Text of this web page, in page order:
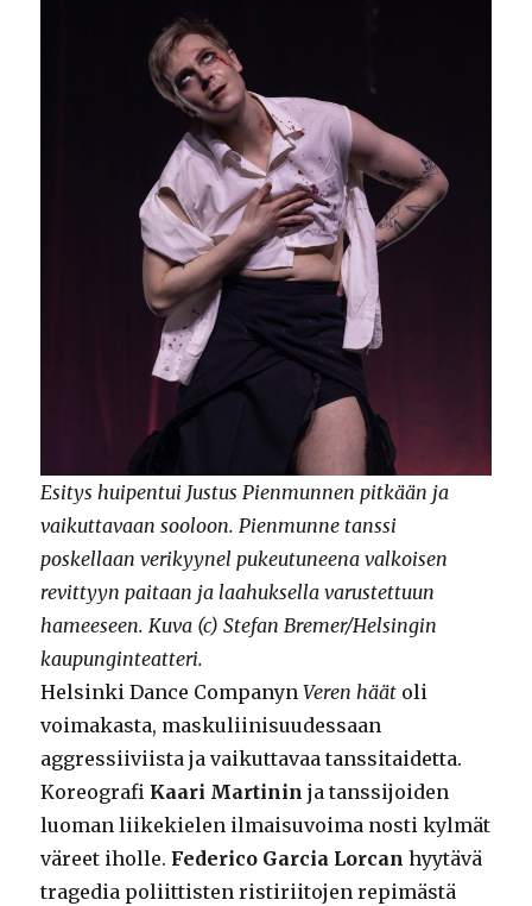
Esitys huipentui Justus Pienmunnen pitkään ja
vaikuttavaan sooloon. Pienmunne tanssi
poskellaan verikyynel pukeutuneena valkoisen
revittyyn paitaan ja laahuksella varustettuun
hameeseen. Kuva (c) Stefan Bremer/Helsingin
kaupunginteatteri.
Helsinki Dance CompanynVeren häät oli
voimakasta, maskuliinisuudessaan
aggressiiviista ja vaikuttavaa tanssitaidetta.
Koreografi Kaari Martinin ja tanssijoiden
luoman liikekielen ilmaisuvoima nosti kylmät
väreet iholle. Federico Garcia Lorcan hyytävä
tragedia poliittisten ristiriitojen repimästä